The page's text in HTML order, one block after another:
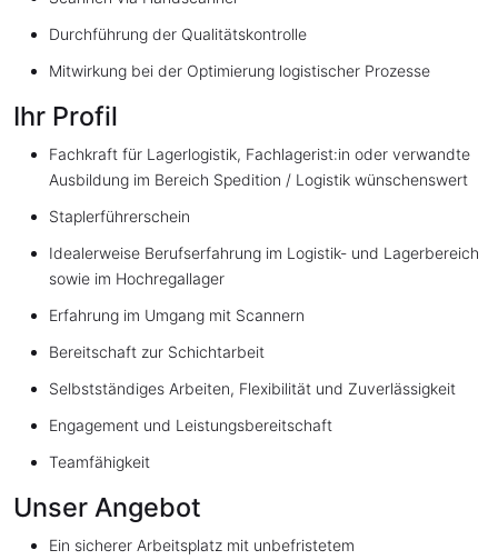
Durchführung der Qualitätskontrolle
Mitwirkung bei der Optimierung logistischer Prozesse
Ihr Profil
Fachkraft für Lagerlogistik, Fachlagerist:in oder verwandte
Ausbildung im Bereich Spedition / Logistik wünschenswert
Staplerführerschein
Idealerweise Berufserfahrung im Logistik- und Lagerbereich
sowie im Hochregallager
Erfahrung im Umgang mit Scannern
Bereitschaft zur Schichtarbeit
Selbstständiges Arbeiten, Flexibilität und Zuverlässigkeit
Engagement und Leistungsbereitschaft
Teamfähigkeit
Unser Angebot
Ein sicherer Arbeitsplatz mit unbefristetem